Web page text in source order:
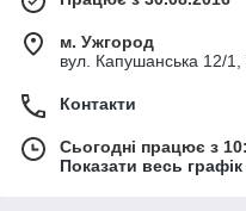
м. Ужгород
вул. Капушанська 12/1,
Контакти
Сьогодні працює з
Показати весь